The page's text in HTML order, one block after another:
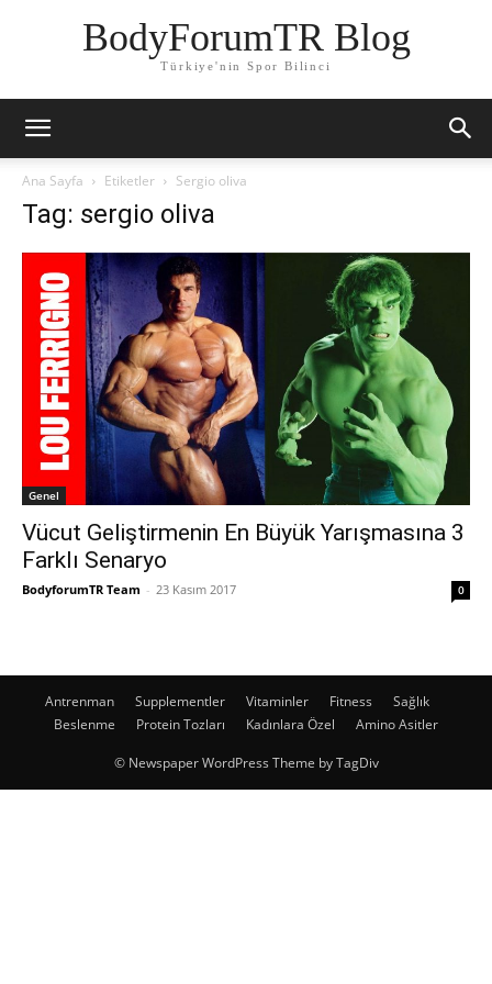
BodyForumTR Blog
Türkiye'nin Spor Bilinci
Ana Sayfa Etiketler Sergio oliva
Tag: sergio oliva
Genel
Vücut Geliştirmenin En Büyük Yarışmasına 3
Farklı Senaryo
BodyforumTR Team - 23 Kasım 2017 0
Antrenman Supplementler Vitaminler Fitness
Sağlık
Beslenme
Protein Tozları Kadınlara Özel Amino Asitler
© Newspaper WordPress Theme by TagDiv